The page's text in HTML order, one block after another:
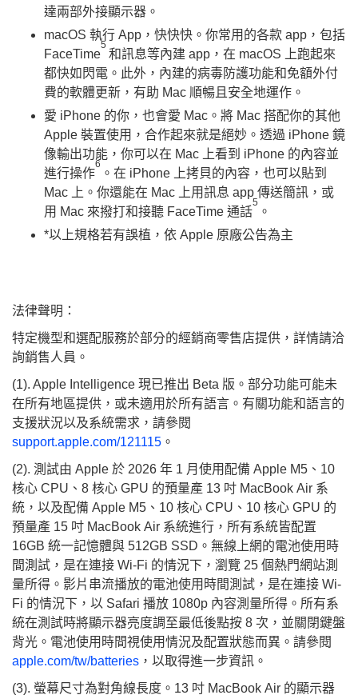
達兩部外接顯示器。
macOS 執行 App，快快快。你常用的各款 app，包括
FaceTime
5
和訊息等內建 app，在 macOS 上跑起來
都快如閃電。此外，內建的病毒防護功能和免額外付
費的軟體更新，有助 Mac 順暢且安全地運作。
愛 iPhone 的你，也會愛 Mac。將 Mac 搭配你的其他
Apple 裝置使用，合作起來就是絕妙。透過 iPhone 鏡
像輸出功能，你可以在 Mac 上看到 iPhone 的內容並
進行操作
6
。在 iPhone 上拷貝的內容，也可以貼到
Mac 上。你還能在 Mac 上用訊息 app 傳送簡訊，或
用 Mac 來撥打和接聽 FaceTime 通話
5
。
*以上規格若有誤植，依 Apple 原廠公告為主
法律聲明：
特定機型和選配服務於部分的經銷商零售店提供，詳情請洽
詢銷售人員。
(1). Apple Intelligence 現已推出 Beta 版。部分功能可能未
在所有地區提供，或未適用於所有語言。有關功能和語言的
支援狀況以及系統需求，請參閱
support.apple.com/121115 。
(2). 測試由 Apple 於 2026 年 1 月使用配備 Apple M5、10
核心 CPU、8 核心 GPU 的預量產 13 吋 MacBook Air 系
統，以及配備 Apple M5、10 核心 CPU、10 核心 GPU 的
預量產 15 吋 MacBook Air 系統進行，所有系統皆配置
16GB 統一記憶體與 512GB SSD。無線上網的電池使用時
間測試，是在連接 Wi-Fi 的情況下，瀏覽 25 個熱門網站測
量所得。影片串流播放的電池使用時間測試，是在連接 Wi-
Fi 的情況下，以 Safari 播放 1080p 內容測量所得。所有系
統在測試時將顯示器亮度調至最低後點按 8 次，並關閉鍵盤
背光。電池使用時間視使用情況及配置狀態而異。請參閱
apple.com/tw/batteries ，以取得進一步資訊。
(3). 螢幕尺寸為對角線長度。13 吋 MacBook Air 的顯示器